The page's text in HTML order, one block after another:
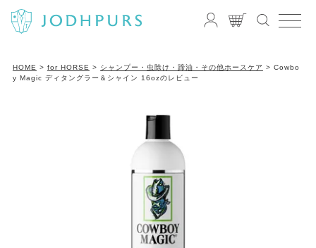
HOME for HORSE シャンプー・虫除け・蹄油・その他ホースケア
Cowbo
y Magic ディタングラー＆シャイン 16ozのレビュー